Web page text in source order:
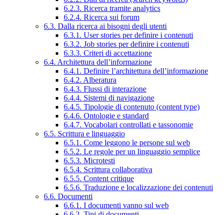
6.2.3. Ricerca tramite analytics
6.2.4. Ricerca sui forum
6.3. Dalla ricerca ai bisogni degli utenti
6.3.1. User stories per definire i contenuti
6.3.2. Job stories per definire i contenuti
6.3.3. Criteri di accettazione
6.4. Architettura dell’informazione
6.4.1. Definire l’architettura dell’informazione
6.4.2. Alberatura
6.4.3. Flussi di interazione
6.4.4. Sistemi di navigazione
6.4.5. Tipologie di contenuto (content type)
6.4.6. Ontologie e standard
6.4.7. Vocabolari controllati e tassonomie
6.5. Scrittura e linguaggio
6.5.1. Come leggono le persone sul web
6.5.2. Le regole per un linguaggio semplice
6.5.3. Microtesti
6.5.4. Scrittura collaborativa
6.5.5. Content critique
6.5.6. Traduzione e localizzazione dei contenuti
6.6. Documenti
6.6.1. I documenti vanno sul web